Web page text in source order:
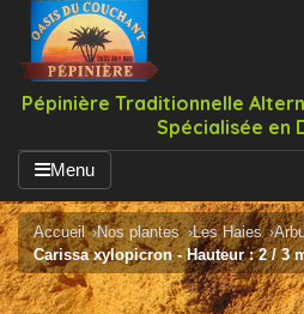
Pépinière Traditionnelle
Spécialisée en
Menu
Accueil Nos plantes Les Haies
Carissa xylopicron - Hauteur : 2 / 3